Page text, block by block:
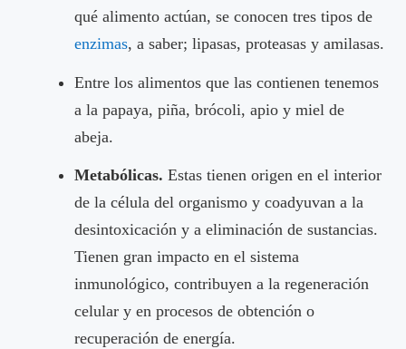
qué alimento actúan, se conocen tres tipos de
enzimas, a saber; lipasas, proteasas y amilasas.
Entre los alimentos que las contienen tenemos
a la papaya, piña, brócoli, apio y miel de
abeja.
Metabólicas. Estas tienen origen en el interior
de la célula del organismo y coadyuvan a la
desintoxicación y a eliminación de sustancias.
Tienen gran impacto en el sistema
inmunológico, contribuyen a la regeneración
celular y en procesos de obtención o
recuperación de energía.